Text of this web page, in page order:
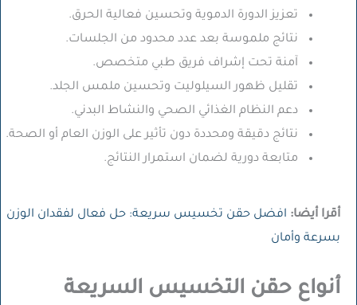
تعزيز الدورة الدموية وتحسين فعالية الحرق.
نتائج ملموسة بعد عدد محدود من الجلسات.
آمنة تحت إشراف فريق طبي متخصص.
تقليل ظهور السيلوليت وتحسين ملمس الجلد.
دعم النظام الغذائي الصحي والنشاط البدني.
نتائج دقيقة ومحددة دون تأثير على الوزن العام أو الصحة.
متابعة دورية لضمان استمرار النتائج.
أقرا أيضا: افضل حقن تخسيس سريعة: حل فعال لفقدان الوزن
بسرعة وأمان
أنواع حقن التخسيس السريعة